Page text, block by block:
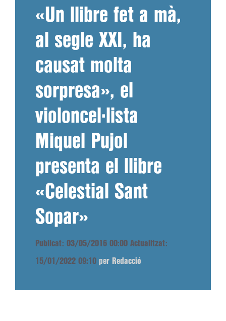
«Un llibre fet a mà,
al segle XXI, ha
causat molta
sorpresa», el
violoncel·lista
Miquel Pujol
presenta el llibre
«Celestial Sant
Sopar»
Publicat: 03/05/2016 00:00 Actualitzat:
15/01/2022 09:10 per Redacció